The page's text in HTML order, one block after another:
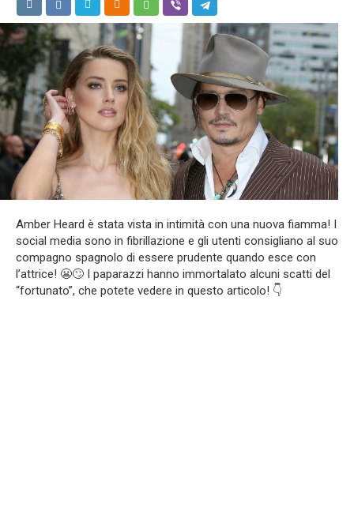
Amber Heard è stata vista in intimità con una nuova fiamma! I
social media sono in fibrillazione e gli utenti consigliano al suo
compagno spagnolo di essere prudente quando esce con
l’attrice! 😬🙄 I paparazzi hanno immortalato alcuni scatti del
“fortunato”, che potete vedere in questo articolo! 👇